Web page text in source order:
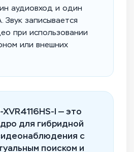
аудиовход и один
Звук записывается
при использовании
или внешних
XVR4116HS-I — это
для гибридной
с
поиском и